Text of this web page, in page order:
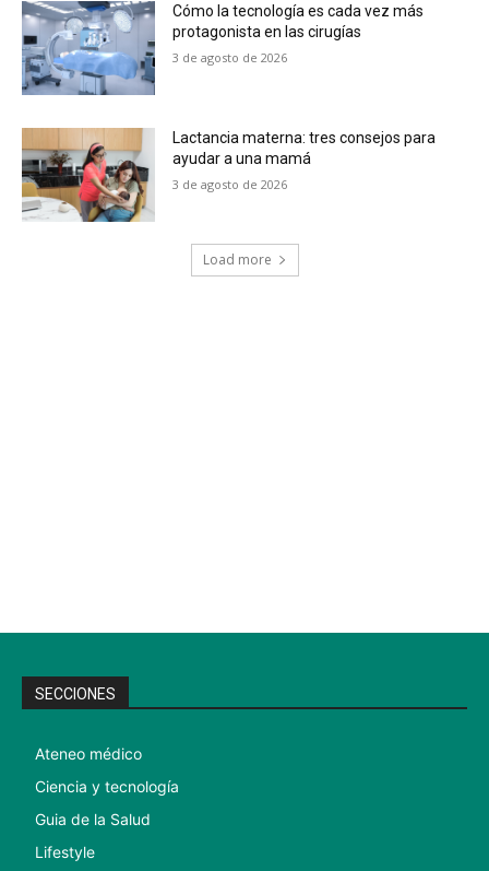
Cómo la tecnología es cada vez más
protagonista en las cirugías
3 de agosto de 2026
Lactancia materna: tres consejos para
ayudar a una mamá
3 de agosto de 2026
Load more
SECCIONES
Ateneo médico
Ciencia y tecnología
Guia de la Salud
Lifestyle